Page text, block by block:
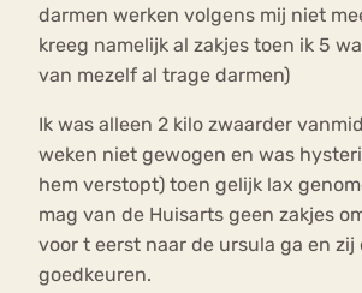
darmen werken volgens mij niet
kreeg namelijk al zakjes toen ik 5
van mezelf al trage darmen)
Ik was alleen 2 kilo zwaarder
weken niet gewogen en was
hem verstopt) toen gelijk lax
mag van de Huisarts geen zakjes
voor t eerst naar de ursula ga en
goedkeuren.